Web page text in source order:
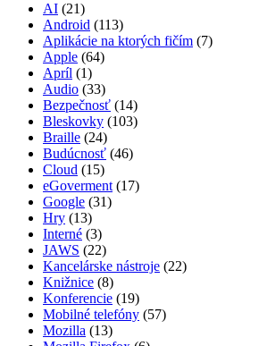
AI (21)
Android (113)
Aplikácie na ktorých fičím (7)
Apple (64)
Apríl (1)
Audio (33)
Bezpečnosť (14)
Bleskovky (103)
Braille (24)
Budúcnosť (46)
Cloud (15)
eGoverment (17)
Google (31)
Hry (13)
Interné (3)
JAWS (22)
Kancelárske nástroje (22)
Knižnice (8)
Konferencie (19)
Mobilné telefóny (57)
Mozilla (13)